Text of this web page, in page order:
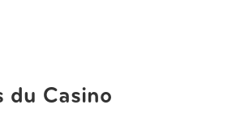
du Casino